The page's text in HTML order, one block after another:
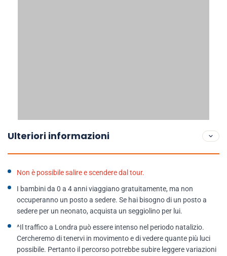
Ulteriori informazioni
Non è possibile salire e scendere dal tour.
I bambini da 0 a 4 anni viaggiano gratuitamente, ma non
occuperanno un posto a sedere. Se hai bisogno di un posto a
sedere per un neonato, acquista un seggiolino per lui.
^Il traffico a Londra può essere intenso nel periodo natalizio.
Cercheremo di tenervi in movimento e di vedere quante più luci
possibile. Pertanto il percorso potrebbe subire leggere variazioni